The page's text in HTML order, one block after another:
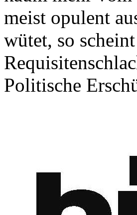
meist opulent
wütet, so
Politische